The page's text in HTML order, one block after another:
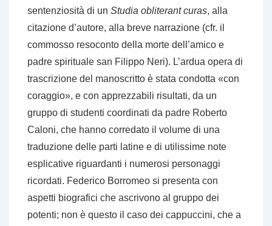
sentenziosità di un Studia obliterant curas, alla
citazione d’autore, alla breve narrazione (cfr. il
commosso resoconto della morte dell’amico e
padre spirituale san Filippo Neri). L’ardua opera di
trascrizione del manoscritto è stata condotta «con
coraggio», e con apprezzabili risultati, da un
gruppo di studenti coordinati da padre Roberto
Caloni, che hanno corredato il volume di una
traduzione delle parti latine e di utilissime note
esplicative riguardanti i numerosi personaggi
ricordati. Federico Borromeo si presenta con
aspetti biografici che ascrivono al gruppo dei
potenti; non è questo il caso dei cappuccini, che a